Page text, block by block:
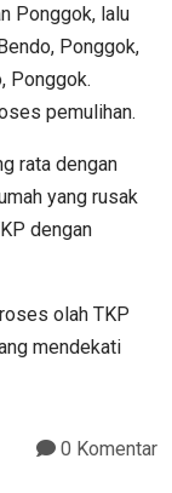
Ponggok, lalu
Ponggok,
Ponggok.
pemulihan.
rata dengan
yang rusak
dengan
olah TKP
mendekati
0 Komentar